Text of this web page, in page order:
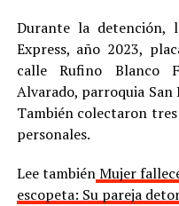
Durante la detención,
Express, año 2023,
calle Rufino Blanco
Alvarado, parroquia
También colectaron
personales.
Lee tambiénMujer
escopeta: Su pareja